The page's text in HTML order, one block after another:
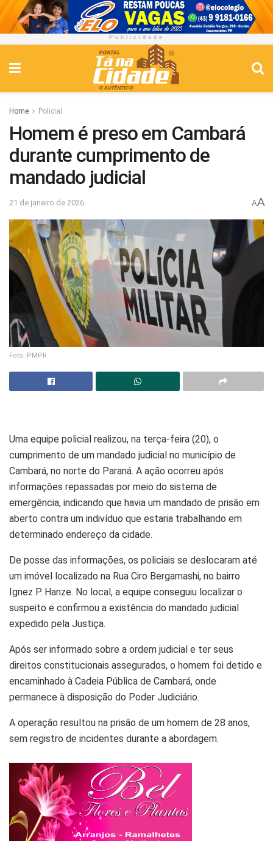
Publicidade
Home Policial
Homem é preso em Cambará
durante cumprimento de
mandado judicial
21 de janeiro de 2026 AA
Foto: PMPR
Uma equipe policial realizou, na terça-feira (20), o
cumprimento de um mandado judicial no município de
Cambará, no norte do Paraná. A ação ocorreu após
informações repassadas por meio do sistema de
emergência, indicando que havia um mandado de prisão em
aberto contra um indivíduo que estaria trabalhando em
determinado endereço da cidade.
De posse das informações, os policiais se deslocaram até
um imóvel localizado na Rua Ciro Bergamashi, no bairro
Ignez P. Hanze. No local, a equipe conseguiu localizar o
suspeito e confirmou a existência do mandado judicial
expedido pela Justiça.
Após ser informado sobre a ordem judicial e ter seus
direitos constitucionais assegurados, o homem foi detido e
encaminhado à Cadeia Pública de Cambará, onde
permanece à disposição do Poder Judiciário.
A operação resultou na prisão de um homem de 28 anos,
sem registro de incidentes durante a abordagem.